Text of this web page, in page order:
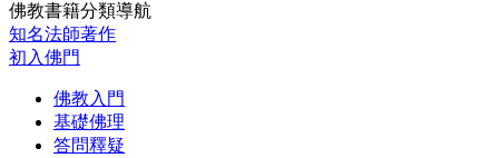
佛教書籍分類導航
知名法師著作
初入佛門
佛教入門
基礎佛理
答問釋疑